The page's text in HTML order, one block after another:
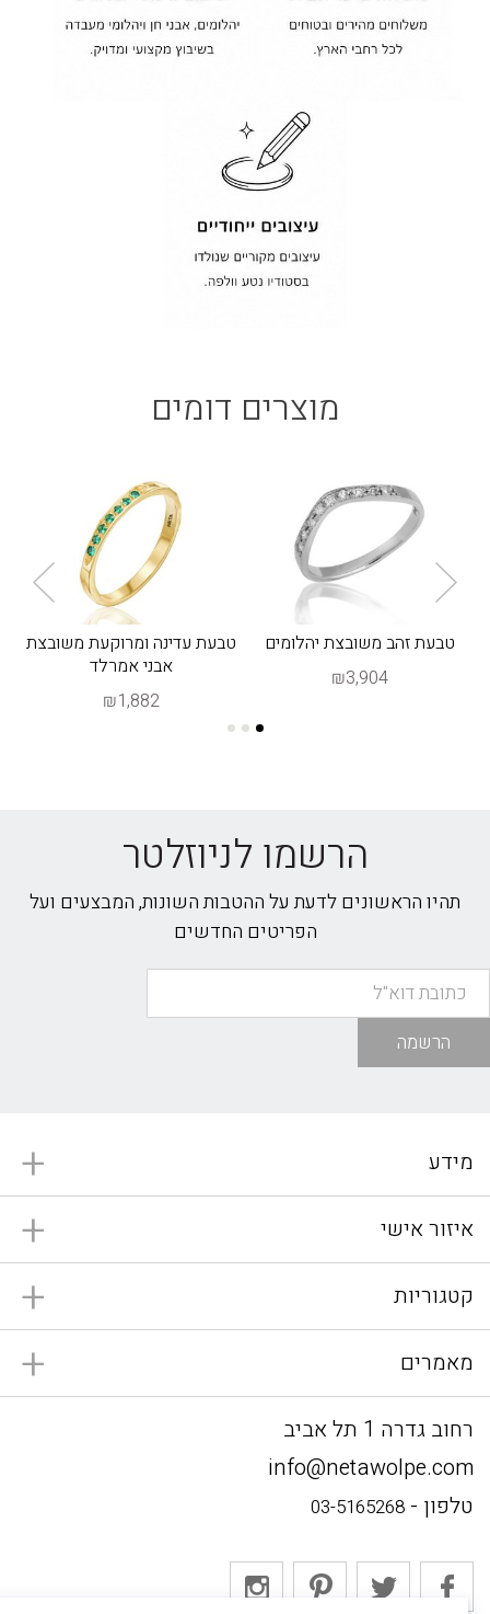
מוצרים דומים
טבעת זהב משובצת יהלומים
₪3,904
טבעת עדינה ומרוקעת משובצת
אבני אמרלד
₪1,882
הרשמו לניוזלטר
תהיו הראשונים לדעת על ההטבות השונות, המבצעים ועל
הפריטים החדשים
הרשמה
מידע
איזור אישי
קטגוריות
מאמרים
רחוב גדרה 1 תל אביב
info@netawolpe.com
טלפון - 03-5165268